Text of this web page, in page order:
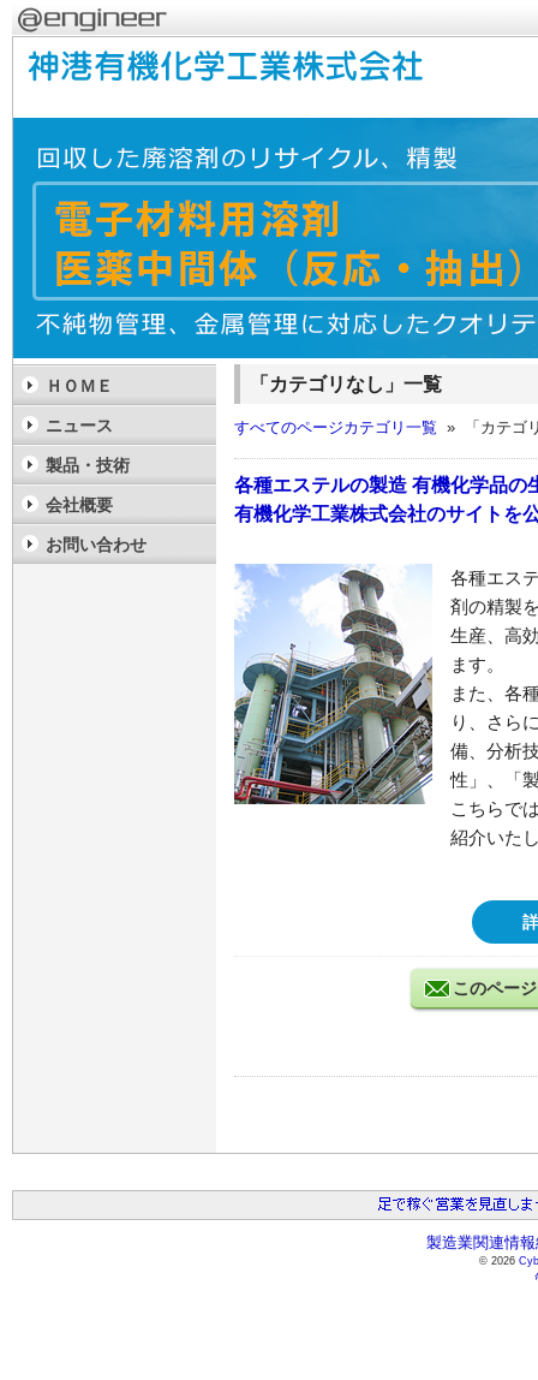
「カテゴリなし」一覧
すべてのページカテゴリ一覧 » 「カテゴ
各種エステルの製造 有機化学品の
有機化学工業株式会社のサイトを
各種エス
剤の精製
生産、高
ます。
また、各
り、さら
備、分析
性」、「
こちらで
紹介いた
このペー
ＨＯＭＥ
ニュース
製品・技術
会社概要
お問い合わせ
製造業関連情
© 2026